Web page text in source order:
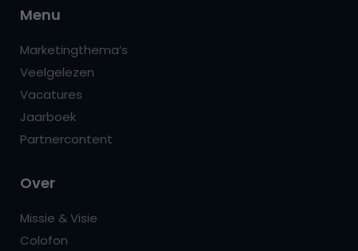
Menu
Marketingthema’s
Veelgelezen
Vacatures
Jaarboek
Partnercontent
Over
Missie & Visie
Colofon